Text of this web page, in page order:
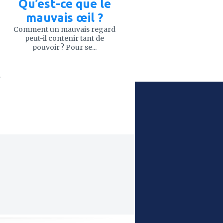
Qu’est-ce que le
mauvais œil ?
Comment un mauvais regard
peut-il contenir tant de
pouvoir ? Pour se...